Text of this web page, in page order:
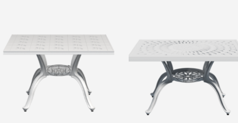
Add to
wishlist
Add to
wishlist